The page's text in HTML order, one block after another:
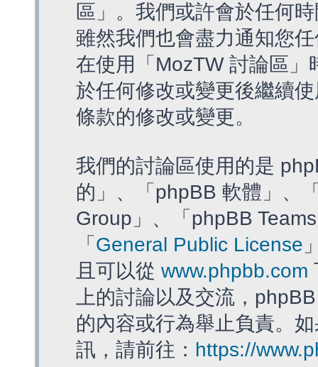
區」。我們或許會於任何
雖然我們也會盡力通知您
在使用「MozTW 討論區
於任何修改或變更後繼續
條款的修改或變更。
我們的討論區使用的是
的」、「phpBB 軟體」、
Group」、「phpBB
「 General Public License
且可以從 www.phpbb.com
上的討論以及交流，
的內容或行為舉止負責。
訊，請前往： https://